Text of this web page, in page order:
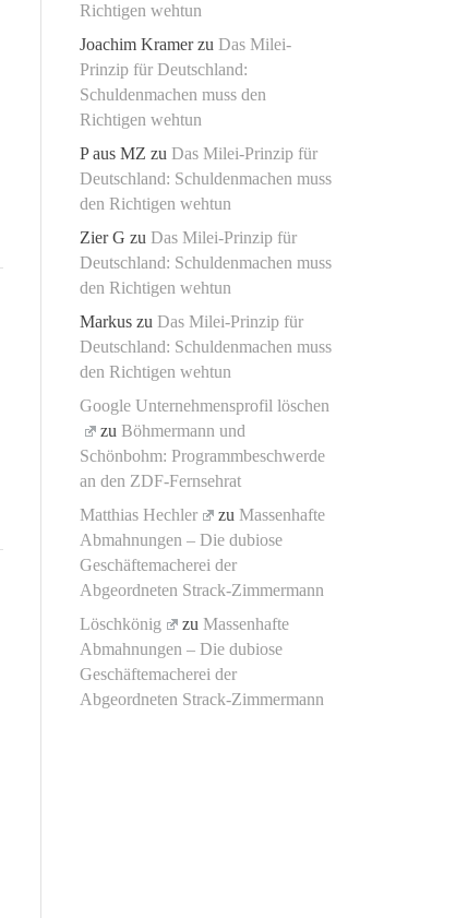
Richtigen wehtun
Joachim Kramerzu Das Milei-
Prinzip für Deutschland:
Schuldenmachen muss den
Richtigen wehtun
P aus MZ zu Das Milei-Prinzip für
Deutschland: Schuldenmachen muss
den Richtigen wehtun
Zier G zu Das Milei-Prinzip für
Deutschland: Schuldenmachen muss
den Richtigen wehtun
Markus zu Das Milei-Prinzip für
Deutschland: Schuldenmachen muss
den Richtigen wehtun
Google Unternehmensprofil löschen
zu Böhmermann und
Schönbohm: Programmbeschwerde
an den ZDF-Fernsehrat
Matthias Hechler
zu Massenhafte
Abmahnungen – Die dubiose
Geschäftemacherei der
Abgeordneten Strack-Zimmermann
Löschkönig
zu Massenhafte
Abmahnungen – Die dubiose
Geschäftemacherei der
Abgeordneten Strack-Zimmermann